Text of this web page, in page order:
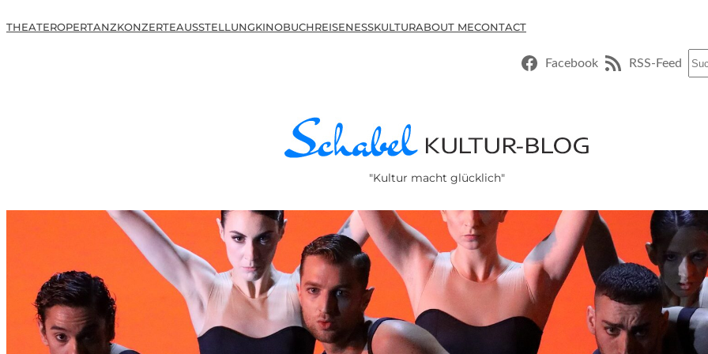
THEATEROPERTANZKONZERTEAUSSTELLUNGKINOBUCHREISENESSKULTURABOUT MECONTACT
Facebook RSS-Feed
"Kultur macht glücklich"